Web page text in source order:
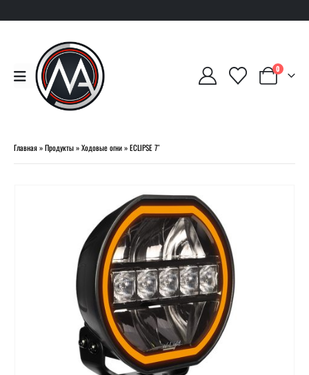
0
Главная»Продукты»Ходовые огни»ECLIPSE 7″